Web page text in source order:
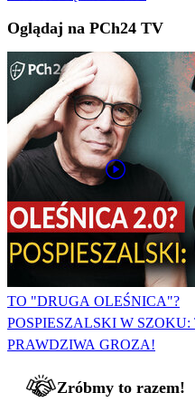
Oglądaj na PCh24 TV
TO "DRUGA OLEŚNICA"?
POSPIESZALSKI W SZOKU:
PRAWDZIWA GROZA!
Zróbmy to razem!